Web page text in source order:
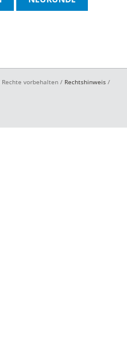
Rechte vorbehalten / Rechtshinweis /